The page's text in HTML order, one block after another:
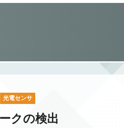
光電センサ
クの検出